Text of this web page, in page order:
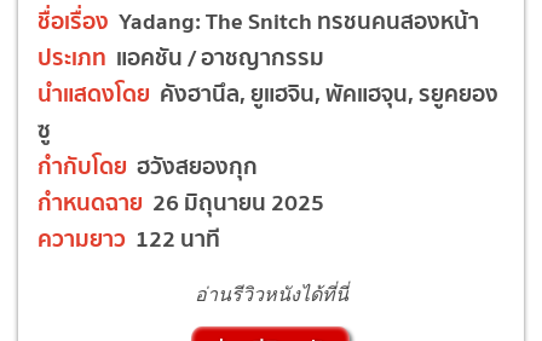
ชื่อเรื่อง Yadang: The Snitch ทรชนคนสองหน้า
ประเภท แอคชัน / อาชญากรรม
นำแสดงโดย คังฮานึล, ยูแฮจิน, พัคแฮจุน, รยูคยอง
ซู
กำกับโดย ฮวังสยองกุก
กำหนดฉาย 26 มิถุนายน 2025
ความยาว 122 นาที
อ่านรีวิวหนังได้ที่นี่